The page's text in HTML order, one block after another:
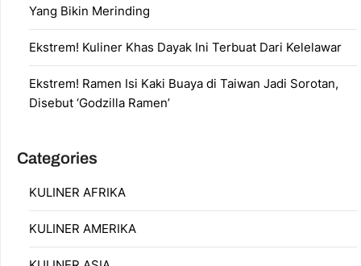
Yang Bikin Merinding
Ekstrem! Kuliner Khas Dayak Ini Terbuat Dari Kelelawar
Ekstrem! Ramen Isi Kaki Buaya di Taiwan Jadi Sorotan,
Disebut ‘Godzilla Ramen’
Categories
KULINER AFRIKA
KULINER AMERIKA